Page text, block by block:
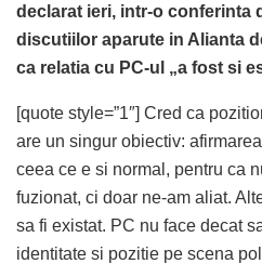
declarat ieri, intr-o conferinta
discutiilor aparute in Alianta
ca relatia cu PC-ul „a fost si
[quote style=”1″] Cred ca
are un singur obiectiv:
ceea ce e si normal, pentru ca
fuzionat, ci doar ne-am aliat.
sa fi existat. PC nu face decat
identitate si pozitie pe scena